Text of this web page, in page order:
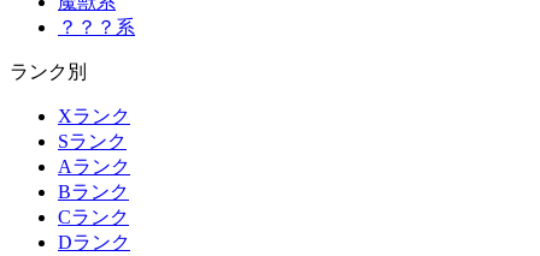
？？？系
ランク別
Xランク
Sランク
Aランク
Bランク
Cランク
Dランク